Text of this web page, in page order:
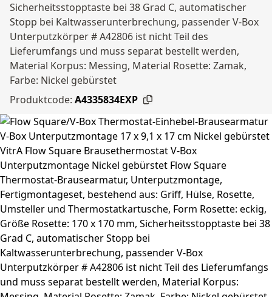
Sicherheitsstopptaste bei 38 Grad C, automatischer
Stopp bei Kaltwasserunterbrechung, passender V-Box
Unterputzkörper # A42806 ist nicht Teil des
Lieferumfangs und muss separat bestellt werden,
Material Korpus: Messing, Material Rosette: Zamak,
Farbe: Nickel gebürstet
Produktcode: A4335834EXP